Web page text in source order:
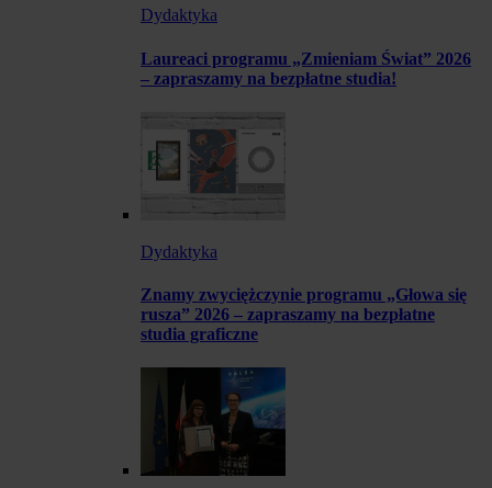
Dydaktyka
Laureaci programu „Zmieniam Świat” 2026
– zapraszamy na bezpłatne studia!
Dydaktyka
Znamy zwyciężczynie programu „Głowa się
rusza” 2026 – zapraszamy na bezpłatne
studia graficzne